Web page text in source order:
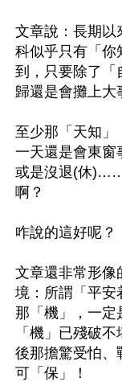
文章說：長期以
科似乎只有「你
到，只要除了「
歸還是會攤上大
至少那「天知」
一天還是會東
或是沒退(休)……
啊？
咋說的這好呢？
文章還非常形像
境：所謂「平安
那「機」，一定
「機」已殘破
後那擔驚受怕、
可「保」！